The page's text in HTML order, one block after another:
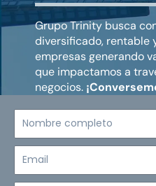
Grupo Trinity busca
diversificado, rentable
empresas generando
que impactamos a
negocios.